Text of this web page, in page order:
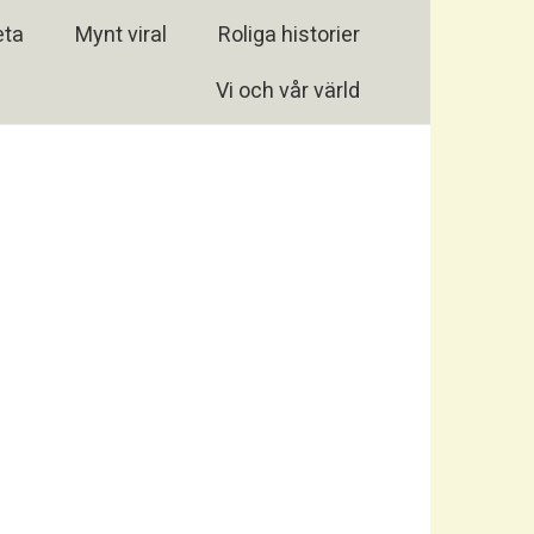
Mynt viral Roliga historier
Vi och vår värld